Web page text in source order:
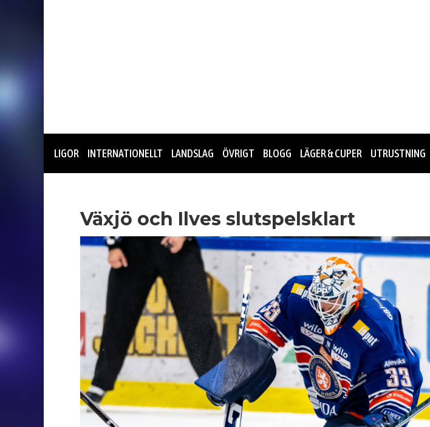
LIGOR INTERNATIONELLT LANDSLAG ÖVRIGT BLOGG LÄGER & CUPER UTRUSTNING
Växjö och Ilves slutspelsklart